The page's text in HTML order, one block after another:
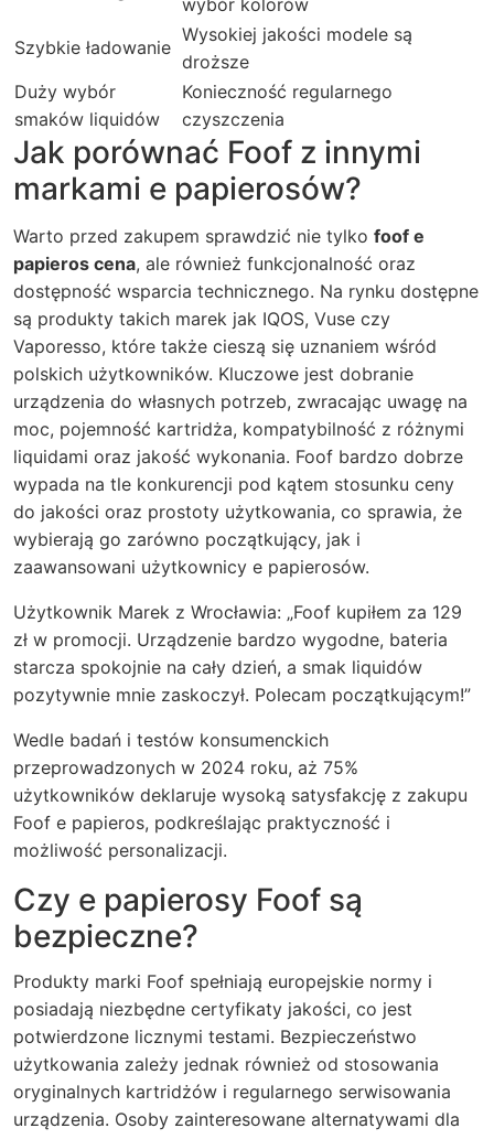
Szybkie ładowanie
Wysokiej jakości modele są
droższe
Duży wybór
smaków liquidów
Konieczność regularnego
czyszczenia
Jak porównać Foof z innymi
markami e papierosów?
Warto przed zakupem sprawdzić nie tylko foof e
papieros cena, ale również funkcjonalność oraz
dostępność wsparcia technicznego. Na rynku dostępne
są produkty takich marek jak IQOS, Vuse czy
Vaporesso, które także cieszą się uznaniem wśród
polskich użytkowników. Kluczowe jest dobranie
urządzenia do własnych potrzeb, zwracając uwagę na
moc, pojemność kartridża, kompatybilność z różnymi
liquidami oraz jakość wykonania. Foof bardzo dobrze
wypada na tle konkurencji pod kątem stosunku ceny
do jakości oraz prostoty użytkowania, co sprawia, że
wybierają go zarówno początkujący, jak i
zaawansowani użytkownicy e papierosów.
Użytkownik Marek z Wrocławia: „Foof kupiłem za 129
zł w promocji. Urządzenie bardzo wygodne, bateria
starcza spokojnie na cały dzień, a smak liquidów
pozytywnie mnie zaskoczył. Polecam początkującym!”
Wedle badań i testów konsumenckich
przeprowadzonych w 2024 roku, aż 75%
użytkowników deklaruje wysoką satysfakcję z zakupu
Foof e papieros, podkreślając praktyczność i
możliwość personalizacji.
Czy e papierosy Foof są
bezpieczne?
Produkty marki Foof spełniają europejskie normy i
posiadają niezbędne certyfikaty jakości, co jest
potwierdzone licznymi testami. Bezpieczeństwo
użytkowania zależy jednak również od stosowania
oryginalnych kartridżów i regularnego serwisowania
urządzenia. Osoby zainteresowane alternatywami dla